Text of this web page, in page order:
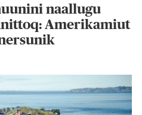
naallugu
Amerikamiut